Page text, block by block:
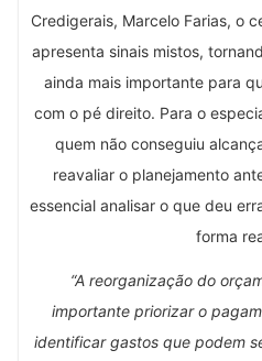
Credigerais, Marcelo Farias, o
apresenta sinais mistos,
ainda mais importante para
com o pé direito. Para o
quem não conseguiu
reavaliar o planejamento
essencial analisar o que deu
forma
“A reorganização do
importante priorizar o
identificar gastos que podem